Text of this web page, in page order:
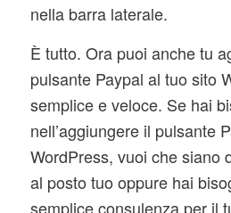
nella barra laterale.
È tutto. Ora puoi anche tu
pulsante Paypal al tuo sito
semplice e veloce. Se hai
nell’aggiungere il pulsante
WordPress, vuoi che siano
al posto tuo oppure hai
semplice consulenza per il